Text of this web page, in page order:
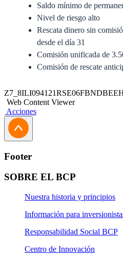
Saldo mínimo de
Nivel de riesgo alto
Rescata dinero sin
desde el día 31
Comisión unificada de
Comisión de rescate
Prospecto Simplificado
Solicitud de Traspaso
Solicitud de Rescate Programado
Solicitud de Suscripción
Solicitud de Suscripción
Web Content Viewer
Acciones
Footer
SOBRE EL BCP
Nuestra historia y principios
Información para
Responsabilidad Social BCP
Centro de Innovación